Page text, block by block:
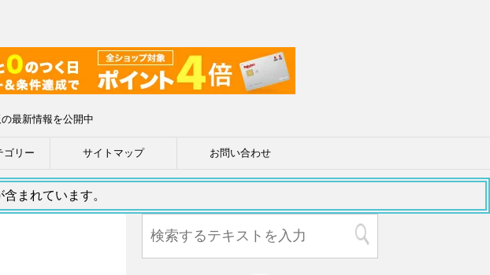
最新情報を公開中
ゴリー サイトマップ お問い合わせ
まれています。